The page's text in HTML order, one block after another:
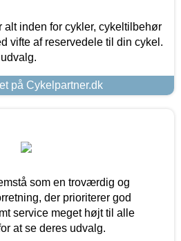
inden for cykler, cykeltilbehør
vifte af reservedele til din cykel.
på Cykelpartner.dk
som en troværdig og
der prioriterer god
service meget højt til alle
at se deres udvalg.